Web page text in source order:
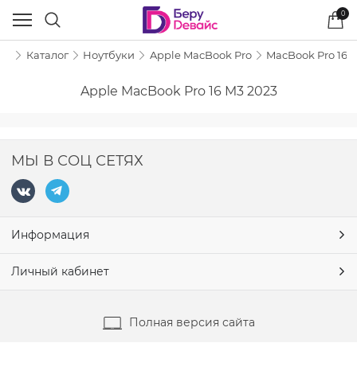
0
Каталог Ноутбуки Apple MacBook Pro MacBook Pro 16
Apple MacBook Pro 16 M3 2023
МЫ В СОЦ СЕТЯХ
Информация
Личный кабинет
Полная версия сайта